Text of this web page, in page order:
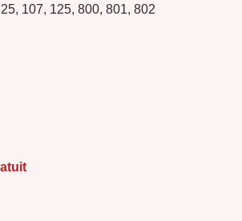
107, 125, 800, 801, 802